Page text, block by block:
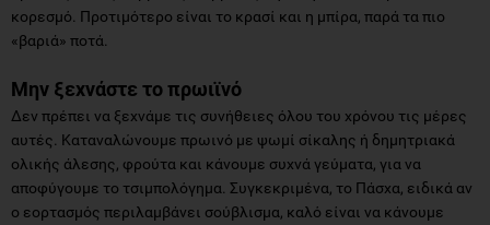
κορεσμό. Προτιμότερο είναι το κρασί και η μπίρα, παρά τα πιο
«βαριά» ποτά.
Μην ξεχνάστε το πρωιϊνό
Δεν πρέπει να ξεχνάμε τις συνήθειες όλου του χρόνου τις μέρες
αυτές. Καταναλώνουμε πρωινό με ψωμί σίκαλης ή δημητριακά
ολικής άλεσης, φρούτα και κάνουμε συχνά γεύματα, για να
αποφύγουμε το τσιμπολόγημα. Συγκεκριμένα, το Πάσχα, ειδικά αν
ο εορτασμός περιλαμβάνει σούβλισμα, καλό είναι να κάνουμε